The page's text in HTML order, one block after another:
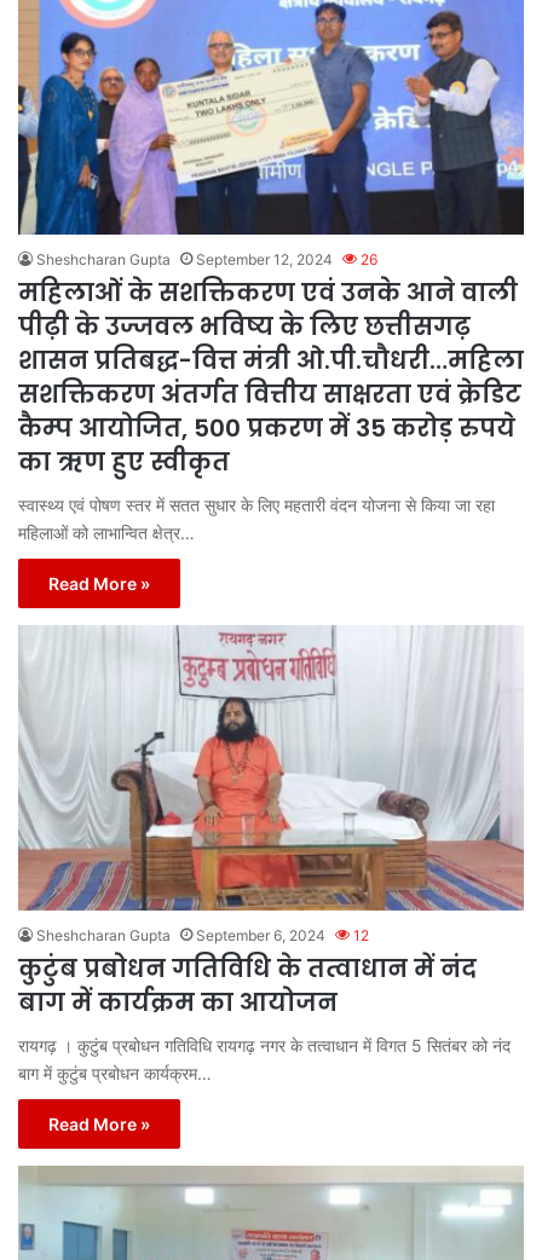
Sheshcharan Gupta September 12, 2024 26
महिलाओं के सशक्तिकरण एवं उनके आने वाली
पीढ़ी के उज्जवल भविष्य के लिए छत्तीसगढ़
शासन प्रतिबद्ध-वित्त मंत्री ओ.पी.चौधरी…महिला
सशक्तिकरण अंतर्गत वित्तीय साक्षरता एवं क्रेडिट
कैम्प आयोजित, 500 प्रकरण में 35 करोड़ रुपये
का ऋण हुए स्वीकृत
स्वास्थ्य एवं पोषण स्तर में सतत सुधार के लिए महतारी वंदन योजना से किया जा रहा
महिलाओं को लाभान्वित क्षेत्र…
Read More »
Sheshcharan Gupta September 6, 2024 12
कुटुंब प्रबोधन गतिविधि के तत्वाधान में नंद
बाग में कार्यक्रम का आयोजन
रायगढ़ । कुटुंब प्रबोधन गतिविधि रायगढ़ नगर के तत्वाधान में विगत 5 सितंबर को नंद
बाग में कुटुंब प्रबोधन कार्यक्रम…
Read More »